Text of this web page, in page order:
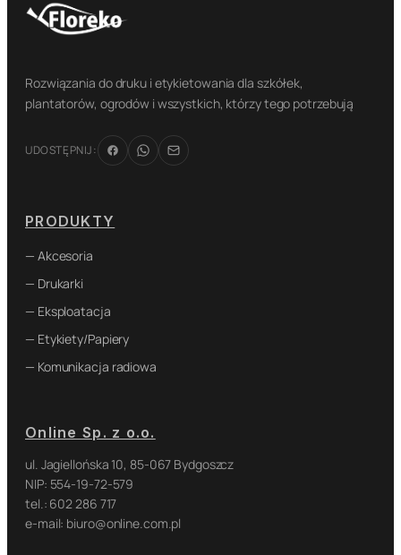
Rozwiązania do druku i etykietowania dla szkółek,
plantatorów, ogrodów i wszystkich, którzy tego potrzebują
UDOSTĘPNIJ:
PRODUKTY
— Akcesoria
— Drukarki
— Eksploatacja
— Etykiety/Papiery
— Komunikacja radiowa
Online Sp. z o.o.
ul. Jagiellońska 10, 85-067 Bydgoszcz
NIP: 554-19-72-579
tel.: 602 286 717
e-mail: biuro@online.com.pl